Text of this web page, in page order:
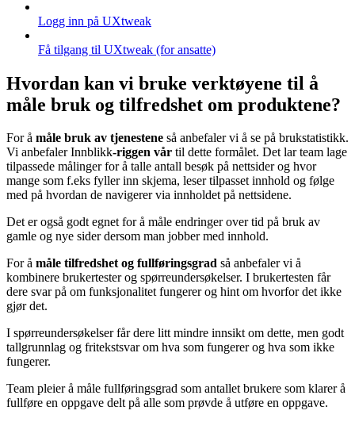
Logg inn på UXtweak
Få tilgang til UXtweak (for ansatte)
Hvordan kan vi bruke verktøyene til å
måle bruk og tilfredshet om produktene?
For å måle bruk av tjenestene så anbefaler vi å se på brukstatistikk.
Vi anbefaler Innblikk-riggen vår til dette formålet. Det lar team lage
tilpassede målinger for å talle antall besøk på nettsider og hvor
mange som f.eks fyller inn skjema, leser tilpasset innhold og følge
med på hvordan de navigerer via innholdet på nettsidene.
Det er også godt egnet for å måle endringer over tid på bruk av
gamle og nye sider dersom man jobber med innhold.
For å måle tilfredshet og fullføringsgrad så anbefaler vi å
kombinere brukertester og spørreundersøkelser. I brukertesten får
dere svar på om funksjonalitet fungerer og hint om hvorfor det ikke
gjør det.
I spørreundersøkelser får dere litt mindre innsikt om dette, men godt
tallgrunnlag og fritekstsvar om hva som fungerer og hva som ikke
fungerer.
Team pleier å måle fullføringsgrad som antallet brukere som klarer å
fullføre en oppgave delt på alle som prøvde å utføre en oppgave.